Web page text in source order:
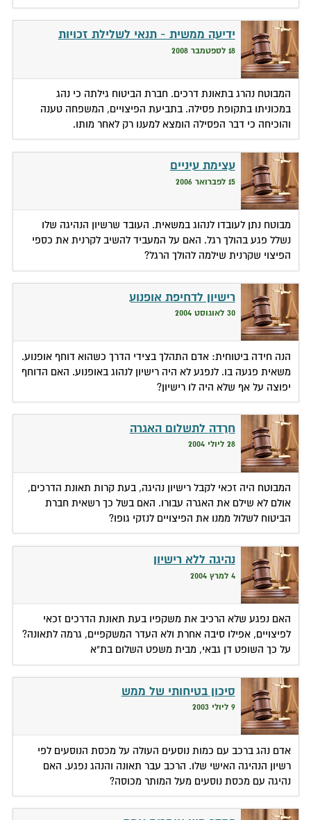
ידיעה ממשית - תנאי לשלילת זכויות
18 לספטמבר 2008
המבוטח נהרג בתאונת דרכים. חברת הביטוח גילתה כי נהג
במכוניתו בתקופת פסילה. בתביעת הפיצויים, המשפחה טענה
והוכיחה כי דבר הפסילה הומצא למענו רק לאחר מותו.
עצימת עיניים
15 לפברואר 2006
מבוטח נתן לעובדו לנהוג במשאית. העובד שרשיון הנהיגה שלו
נשלל פגע בהולך רגל. האם על המעביד להשיב לקרנית את כספי
הפיצוי שקרנית שילמה להולך הרגל?
רישיון לדחיפת אופנוע
30 לאוגוסט 2004
הנה חידה ביטוחית: אדם התהלך בצידי הדרך כשהוא דוחף אופנוע.
משאית פגעה בו. לנפגע לא היה רישיון לנהוג באופנוע. האם הדוחף
יפוצה על אף שלא היה לו רישיון?
חרֵדה לתשלום האגרה
28 ליולי 2004
המבוטח היה זכאי לקבל רישיון נהיגה, בעת קרות תאונת הדרכים,
אולם לא שילם את האגרה עבורו. האם בשל כך רשאית חברת
הביטוח לשלול ממנו את הפיצויים לנזקי גופו?
נהיגה ללא רישיון
4 למרץ 2004
האם נפגע שלא הרכיב את משקפיו בעת תאונת הדרכים זכאי
לפיצויים, אפילו סיבה אחרת ולא העדר המשקפיים, גרמה לתאונה?
על כך השופט דן גבאי, מבית משפט השלום בת"א
סיכון בטיחותי של ממש
9 ליולי 2003
אדם נהג ברכב עם כמות נוסעים העולה על מכסת הנוסעים לפי
רשיון הנהיגה האישי שלו. הרכב עבר תאונה והנהג נפגע. האם
נהיגה עם מכסת נוסעים מעל המותר מכוסה?